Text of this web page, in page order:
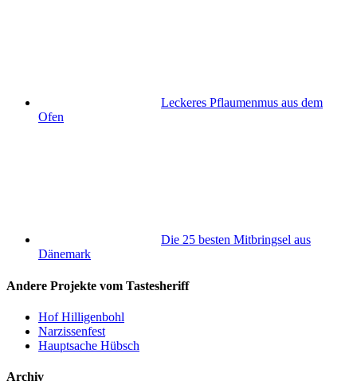
Leckeres Pflaumenmus aus dem
Ofen
Die 25 besten Mitbringsel aus
Dänemark
Andere Projekte vom Tastesheriff
Hof Hilligenbohl
Narzissenfest
Hauptsache Hübsch
Archiv